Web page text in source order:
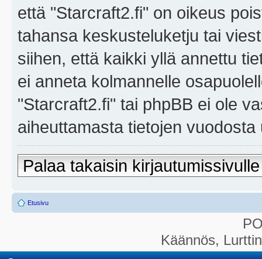
että "Starcraft2.fi" on oikeus
tahansa keskusteluketju tai
siihen, että kaikki yllä annettu
ei anneta kolmannelle
"Starcraft2.fi" tai phpBB ei ole
aiheuttamasta tietojen
Palaa takaisin kirjautumissivulle
Etusivu
Käännös,